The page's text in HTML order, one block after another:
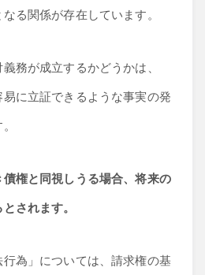
る関係が存在しています。
務が成立するかどうかは、
易に立証できるような事実の発
債権と同視しうる場合、将来の
されます。
為」については、請求権の基